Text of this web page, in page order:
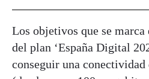
Los objetivos que se
del plan ‘España Digital
conseguir una conectividad